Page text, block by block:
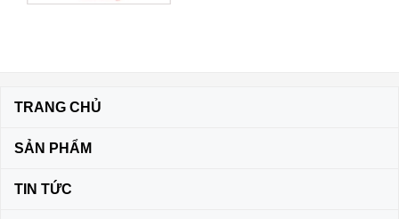
TRANG CHỦ
SẢN PHẨM
TIN TỨC